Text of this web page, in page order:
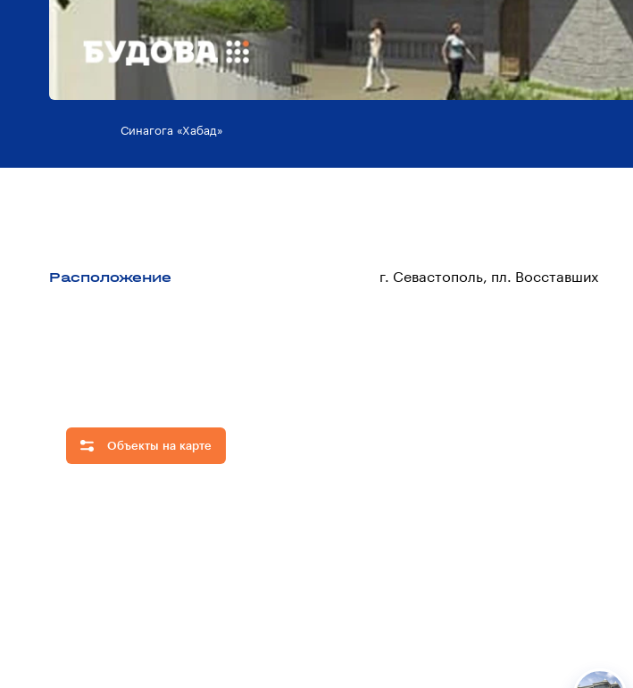
Синагога «Хабад»
Расположение г. Севастополь, пл. Восставших
Объекты на карте